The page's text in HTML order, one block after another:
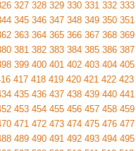
327 328 329 330 331 332 333
345 346 347 348 349 350 351
363 364 365 366 367 368 369
381 382 383 384 385 386 387
399 400 401 402 403 404 405
417 418 419 420 421 422 423
435 436 437 438 439 440 441
453 454 455 456 457 458 459
471 472 473 474 475 476 477
489 490 491 492 493 494 495